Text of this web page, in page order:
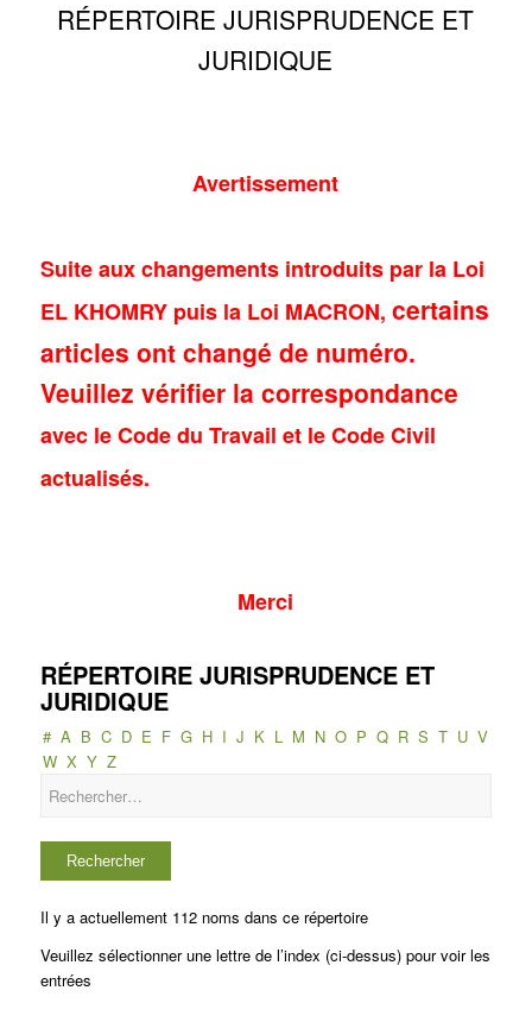
RÉPERTOIRE JURISPRUDENCE ET
JURIDIQUE
Avertissement
Suite aux changements introduits par la Loi
EL KHOMRY puis la Loi MACRON, certains
articles ont changé de numéro.
Veuillez vérifier la correspondance
avec le Code du Travail et le Code Civil
actualisés.
Merci
RÉPERTOIRE JURISPRUDENCE ET
JURIDIQUE
# A B C D E F G H I J K L M N O P Q R S T U V
W X Y Z
Il y a actuellement 112 noms dans ce répertoire
Veuillez sélectionner une lettre de l’index (ci-dessus) pour voir les
entrées